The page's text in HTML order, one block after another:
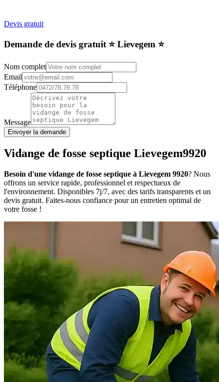
Devis gratuit
Demande de devis gratuit ⭐️ Lievegem ⭐️
Nom complet
Email
Téléphone
Message
Envoyer la demande
Vidange de fosse septique Lievegem9920
Besoin d'une vidange de fosse septique à Lievegem 9920? Nous
offrons un service rapide, professionnel et respectueux de
l'environnement. Disponibles 7j/7, avec des tarifs transparents et un
devis gratuit. Faites-nous confiance pour un entretien optimal de
votre fosse !